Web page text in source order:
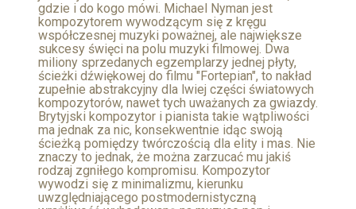
gdzie i do kogo mówi. Michael Nyman jest
kompozytorem wywodzącym się z kręgu
współczesnej muzyki poważnej, ale największe
sukcesy święci na polu muzyki filmowej. Dwa
miliony sprzedanych egzemplarzy jednej płyty,
ścieżki dźwiękowej do filmu "Fortepian", to nakład
zupełnie abstrakcyjny dla lwiej części światowych
kompozytorów, nawet tych uważanych za gwiazdy.
Brytyjski kompozytor i pianista takie wątpliwości
ma jednak za nic, konsekwentnie idąc swoją
ścieżką pomiędzy twórczością dla elity i mas. Nie
znaczy to jednak, że można zarzucać mu jakiś
rodzaj zgniłego kompromisu. Kompozytor
wywodzi się z minimalizmu, kierunku
uwzględniającego postmodernistyczną